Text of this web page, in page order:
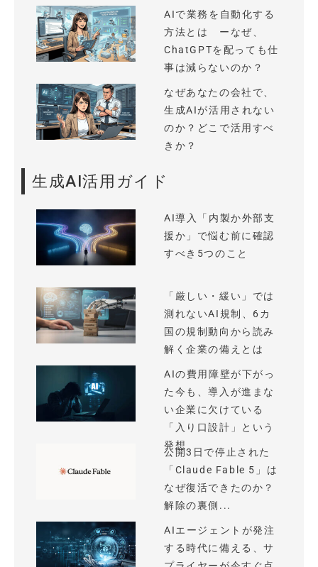
AIで業務を自動化する
方法とは ーなぜ、
ChatGPTを配っても仕
事は減らないのか？
なぜあなたの会社で、
生成AIが活用されない
のか？どこで活用すべ
きか？
生成AI活用ガイド
AI導入「内製か外部支
援か」で悩む前に確認
すべき5つのこと
「厳しい・緩い」では
測れないAI規制、6カ
国の規制動向から読み
解く企業の備えとは
AIの費用障壁が下がっ
た今も、導入が進まな
い企業に欠けている
「入り口設計」という
発想
公開3日で停止された
「Claude Fable 5」は
なぜ復活できたのか？
解除の裏側...
AIエージェントが発注
する時代に備える、サ